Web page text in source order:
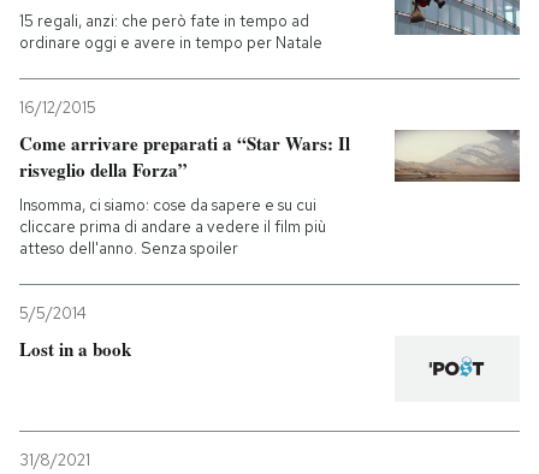
15 regali, anzi: che però fate in tempo ad
ordinare oggi e avere in tempo per Natale
16/12/2015
Come arrivare preparati a “Star Wars: Il
risveglio della Forza”
Insomma, ci siamo: cose da sapere e su cui
cliccare prima di andare a vedere il film più
atteso dell'anno. Senza spoiler
5/5/2014
Lost in a book
31/8/2021